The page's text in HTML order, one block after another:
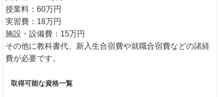
授業料：60万円
実習費：18万円
施設・設備費：15万円
その他に教科書代、新入生合宿費や就職合宿費などの諸経
費が必要です。
取得可能な資格一覧